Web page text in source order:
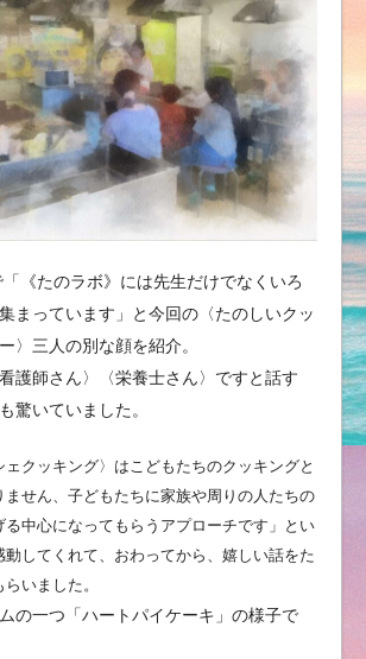
《たのラボ》には先生だけでなくいろ
まっています」と今回の〈たのしいクッ
〉三人の別な顔を紹介。
護師さん〉〈栄養士さん〉ですと話す
驚いていました。
ェクッキング〉はこどもたちのクッキングと
ません、子どもたちに家族や周りの人たちの
る中心になってもらうアプローチです」とい
動してくれて、おわってから、嬉しい話をた
いました。
の一つ「ハートパイケーキ」の様子で